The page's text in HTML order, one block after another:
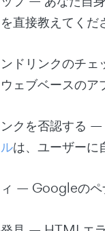
直接教えてくだ
ドリンクのチェ
ェブベースのア
クを否認する —
は、ユーザーに
— Googleのペ